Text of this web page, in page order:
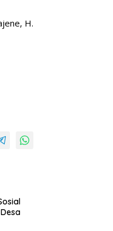
H.